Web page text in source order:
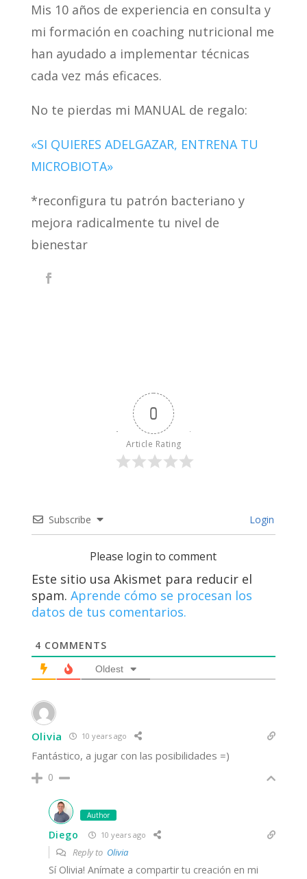
Mis 10 años de experiencia en consulta y
mi formación en coaching nutricional me
han ayudado a implementar técnicas
cada vez más eficaces.
No te pierdas mi MANUAL de regalo:
«SI QUIERES ADELGAZAR, ENTRENA TU
MICROBIOTA»
*reconfigura tu patrón bacteriano y
mejora radicalmente tu nivel de
bienestar
0
Article Rating
Subscribe Login
Please login to comment
Este sitio usa Akismet para reducir el
spam. Aprende cómo se procesan los
datos de tus comentarios.
4 COMMENTS
Oldest
Olivia 10 years ago
Fantástico, a jugar con las posibilidades =)
0
Author
Diego 10 years ago
Reply to Olivia
Sí Olivia! Anímate a compartir tu creación en mi